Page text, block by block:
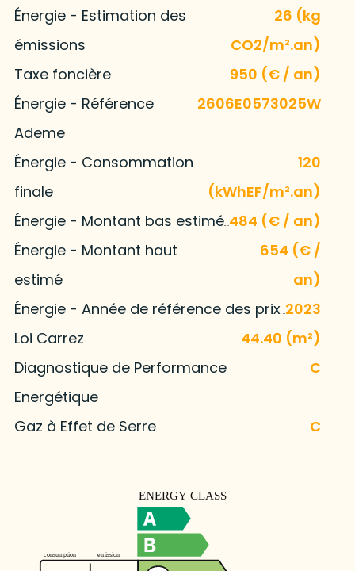
Énergie - Estimation des
émissions
26 (kg
CO2/m².an)
Taxe foncière
950 (€ / an)
Énergie - Référence
Ademe
2606E0573025W
Énergie - Consommation
finale
120
(kWhEF/m².an)
Énergie - Montant bas estimé 484 (€ / an)
Énergie - Montant haut
estimé
654 (€ /
an)
Énergie - Année de référence des prix 2023
Loi Carrez
44.40 (m²)
Diagnostique de Performance
Energétique
C
Gaz à Effet de Serre C